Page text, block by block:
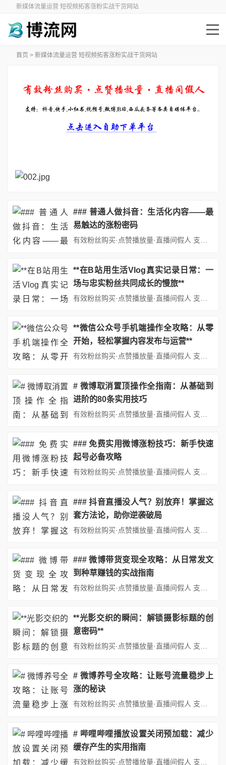
新媒体流量运营 短视频拓客涨粉实战干货网站
首页 > 新媒体流量运营 短视频拓客涨粉实战干货网站
### 普通人做抖音：生活化内容——最
易触达的涨粉密码
有效粉丝购买·点赞播放量·直播间假人 支持：抖音,快手,小红书,视频号,微博,B站,西瓜头条等各类自媒体平台。自助平台： http://www.fs688.com/ 在短视频浪潮席卷全球普通人做抖音，生活化内容最容易涨粉的今天，抖音已成为普通人展示自我、实现价值的舞台。无数创作者涌入其中，渴望通过内容创作获得关注与认可。然而，面对海量信息和激烈竞争，如何找到适合自己的...
**在B站用生活Vlog真实记录日常：一
场与忠实粉丝共同成长的慢旅**
**微信公众号手机端操作全攻略：从零
开始，轻松掌握内容发布与运营**
有效粉丝购买·点赞播放量·直播间假人 支持：抖音,快手,小红书,视频号,微博,B站,西瓜头条等各类自媒体平台。自助平台： http://www.fs688.com/ 在移动互联网时代发微信公众号文章，手机端操作教程，微信公众号已成为个人、企业与用户沟通发微信公众号文章，手机端操作教程的重要桥梁。无论是分享知识、推广产品还是建立品牌影响力，掌握公众号运营技巧都至关重要。...
# 微博取消置顶操作全指南：从基础到
进阶的80条实用技巧
### 免费实用微博涨粉技巧：新手快速
起号必备攻略
有效粉丝购买·点赞播放量·直播间假人 支持：抖音,快手,小红书,视频号,微博,B站,西瓜头条等各类自媒体平台。自助平台： http://www.fs688.com/ 在社交媒体时代，微博作为中国最具影响力的社交平台之一，不仅是信息传播的快速通道，也是个人品牌建设、产品推广的重要阵地。对于新手而言，如何在微博上快速积累粉丝，建立影响力，是开启社交媒体之旅的关键一步。本文...
### 抖音直播没人气？别放弃！掌握这
套方法论，助你逆袭破局
### 微博带货变现全攻略：从日常发文
到种草赚钱的实战指南
有效粉丝购买·点赞播放量·直播间假人 支持：抖音,快手,小红书,视频号,微博,B站,西瓜头条等各类自媒体平台。自助平台： http://www.fs688.com/ 在社交电商蓬勃发展的今天，微博作为国内最具影响力的社交媒体平台之一，已成为众多博主实现带货变现的重要阵地。通过精准的内容策划、粉丝运营和商业合作，普通用户也能在微博上打造个人IP，实现种草赚钱的收益目标。...
**光影交织的瞬间：解锁摄影标题的创
意密码**
# 微博养号全攻略：让账号流量稳步上
涨的秘诀
有效粉丝购买·点赞播放量·直播间假人 支持：抖音,快手,小红书,视频号,微博,B站,西瓜头条等各类自媒体平台。自助平台： http://www.fs688.com/ 在当今社交媒体盛行的时代，微博作为国内极具影响力的社交平台，拥有庞大的用户群体和巨大的流量潜力。无论是个人博主想要分享生活、展示才华，还是企业商家期望进行品牌推广、产品营销，拥有一个高流量、高活跃度的微博...
# 哔哩哔哩播放设置关闭预加载：减少
缓存产生的实用指南